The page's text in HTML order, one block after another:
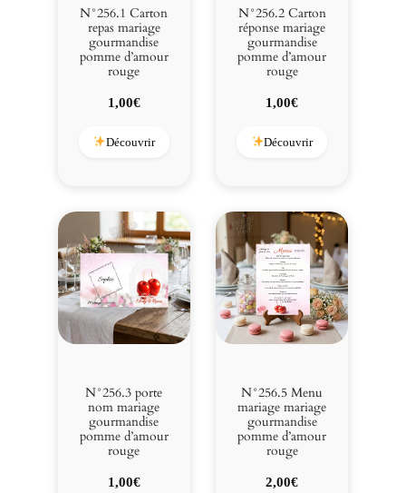
N°256.1 Carton
repas mariage
gourmandise
pomme d’amour
rouge
1,00€
Découvrir
N°256.2 Carton
réponse mariage
gourmandise
pomme d’amour
rouge
1,00€
Découvrir
N°256.3 porte
nom mariage
gourmandise
pomme d’amour
rouge
1,00€
N°256.5 Menu
mariage mariage
gourmandise
pomme d’amour
rouge
2,00€